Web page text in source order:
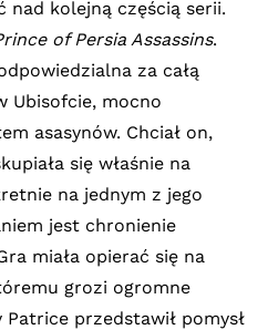
nad kolejną częścią serii.
of Persia Assassins.
za całą
Ubisofcie, mocno
asasynów. Chciał on,
się właśnie na
na jednym z jego
jest chronienie
miała opierać się na
grozi ogromne
przedstawił pomysł